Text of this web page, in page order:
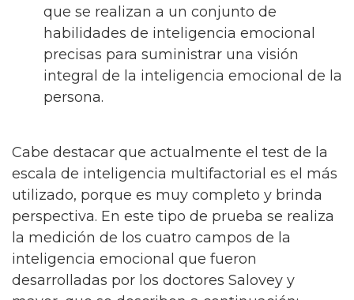
que se realizan a un conjunto de
habilidades de inteligencia emocional
precisas para suministrar una visión
integral de la inteligencia emocional de la
persona.
Cabe destacar que actualmente el test de la
escala de inteligencia multifactorial es el más
utilizado, porque es muy completo y brinda
perspectiva. En este tipo de prueba se realiza
la medición de los cuatro campos de la
inteligencia emocional que fueron
desarrolladas por los doctores Salovey y